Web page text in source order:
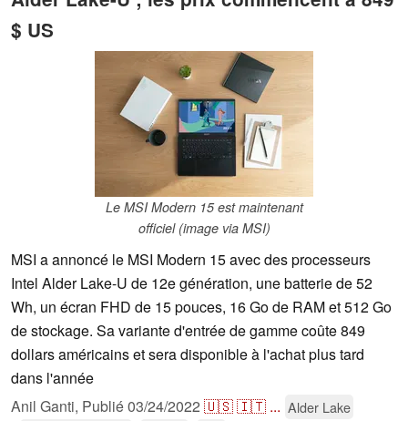
$ US
Le MSI Modern 15 est maintenant
officiel (image via MSI)
MSI a annoncé le MSI Modern 15 avec des processeurs
Intel Alder Lake-U de 12e génération, une batterie de 52
Wh, un écran FHD de 15 pouces, 16 Go de RAM et 512 Go
de stockage. Sa variante d'entrée de gamme coûte 849
dollars américains et sera disponible à l'achat plus tard
dans l'année
Anil Ganti, Publié03/24/2022 🇺🇸🇮🇹 ... Alder Lake